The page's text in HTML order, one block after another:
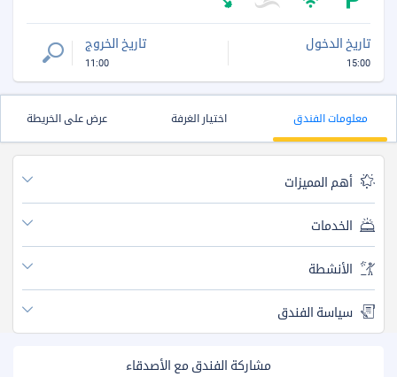
تاريخ الدخول
15:00
تاريخ الخروج
11:00
معلومات الفندق اختيار الغرفة عرض على الخريطة
أهم المميزات
الخدمات
الأنشطة
سياسة الفندق
مشاركة الفندق مع الأصدقاء